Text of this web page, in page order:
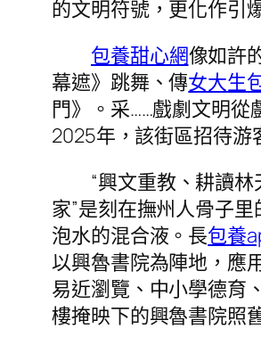
的文明符號，更化作引
包養甜心網像如許
幕遮》跳舞、傳女大生
門》。采……戲劇文明從
2025年，該街區招待游
“興文重教、耕讀
家”是刻在撫州人骨子
泡水的混合液。長包養
以興魯書院為陣地，應
易近瀏覽、中小學德育
樓掩映下的興魯書院照